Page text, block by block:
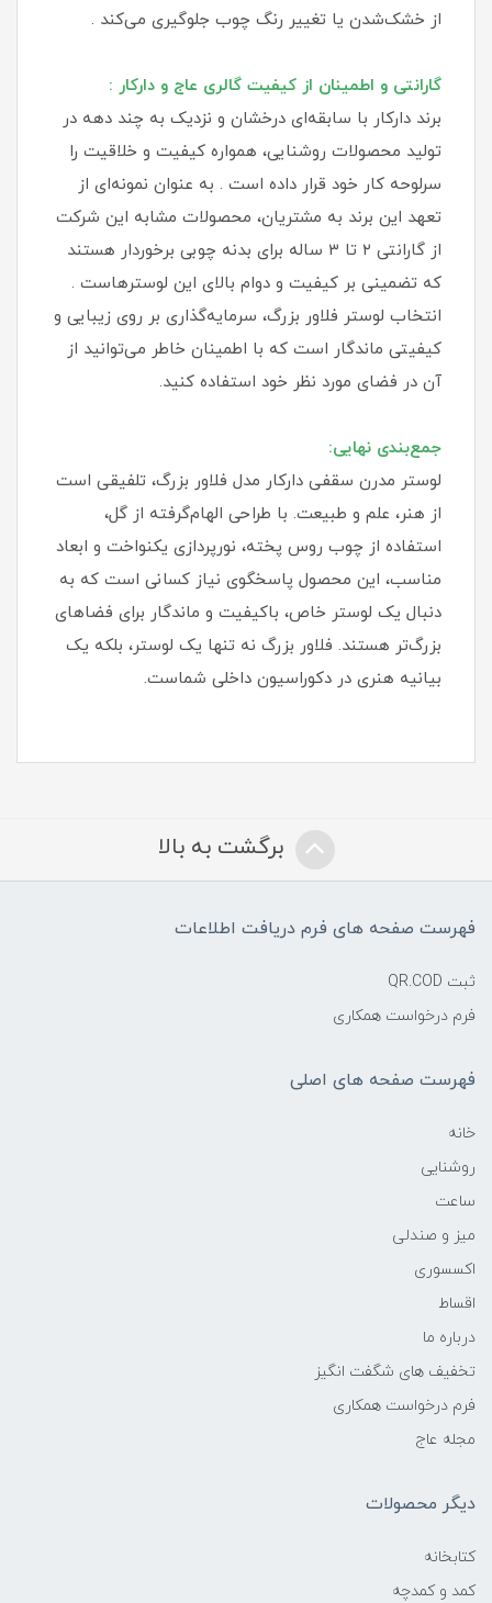
از خشک‌شدن یا تغییر رنگ چوب جلوگیری می‌کند .
گارانتی و اطمینان از کیفیت گالری عاج و دارکار :
برند دارکار با سابقه‌ای درخشان و نزدیک به چند دهه در
تولید محصولات روشنایی، همواره کیفیت و خلاقیت را
سرلوحه کار خود قرار داده است . به عنوان نمونه‌ای از
تعهد این برند به مشتریان، محصولات مشابه این شرکت
از گارانتی ۲ تا ۳ ساله برای بدنه چوبی برخوردار هستند
که تضمینی بر کیفیت و دوام بالای این لوسترهاست .
انتخاب لوستر فلاور بزرگ، سرمایه‌گذاری بر روی زیبایی و
کیفیتی ماندگار است که با اطمینان خاطر می‌توانید از
آن در فضای مورد نظر خود استفاده کنید.
جمع‌بندی نهایی:
لوستر مدرن سقفی دارکار مدل فلاور بزرگ، تلفیقی است
از هنر، علم و طبیعت. با طراحی الهام‌گرفته از گل،
استفاده از چوب روس پخته، نورپردازی یکنواخت و ابعاد
مناسب، این محصول پاسخگوی نیاز کسانی است که به
دنبال یک لوستر خاص، باکیفیت و ماندگار برای فضاهای
بزرگ‌تر هستند. فلاور بزرگ نه تنها یک لوستر، بلکه یک
بیانیه هنری در دکوراسیون داخلی شماست.
برگشت به بالا
فهرست صفحه های فرم دریافت اطلاعات
ثبت QR.COD
فرم درخواست همکاری
فهرست صفحه های اصلی
خانه
روشنایی
ساعت
میز و صندلی
اکسسوری
اقساط
درباره ما
تخفیف های شگفت انگیز
فرم درخواست همکاری
مجله عاج
دیگر محصولات
کتابخانه
کمد و کمدچه